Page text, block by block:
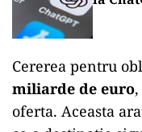
Cererea pentru
miliarde de euro
oferta. Aceasta